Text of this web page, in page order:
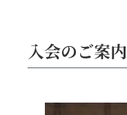
入会のご案内